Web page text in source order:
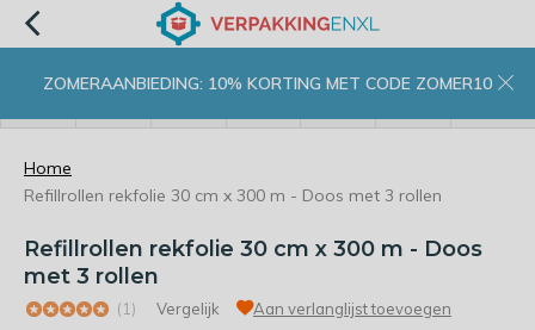
ZOMERAANBIEDING: 10% KORTING MET CODE ZOMER10
Home
Refillrollen rekfolie 30 cm x 300 m - Doos met 3 rollen
Refillrollen rekfolie 30 cm x 300 m - Doos
met 3 rollen
(1) Vergelijk Aan verlanglijst toevoegen